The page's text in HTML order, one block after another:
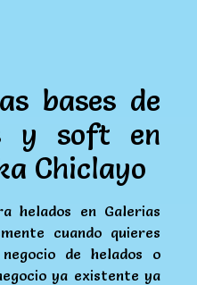
bases de
y soft en
Chiclayo
helados en Galerias
cuando quieres
de helados o
ya existente ya